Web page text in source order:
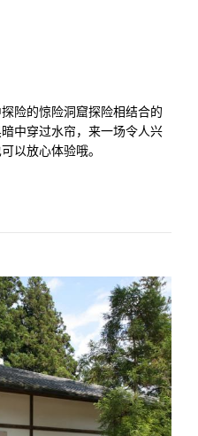
险的惊险洞窟探险相结合的
中穿过水帘，来一场令人兴
以放心体验哦。